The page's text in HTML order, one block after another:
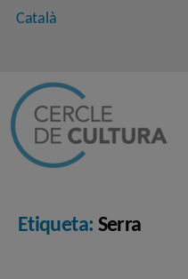
Català
Etiqueta: Serra